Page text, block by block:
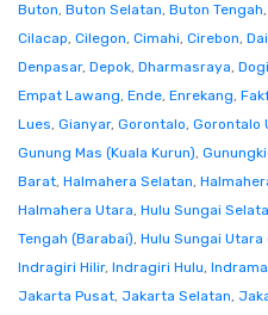
Buton, Buton Selatan, Buton Tengah,
Cilacap, Cilegon, Cimahi, Cirebon,
Denpasar, Depok, Dharmasraya,
Empat Lawang, Ende, Enrekang,
Lues, Gianyar, Gorontalo, Gorontalo
Gunung Mas (Kuala Kurun),
Barat, Halmahera Selatan,
Halmahera Utara, Hulu Sungai
Tengah (Barabai), Hulu Sungai Utara
Indragiri Hilir, Indragiri Hulu,
Jakarta Pusat, Jakarta Selatan,